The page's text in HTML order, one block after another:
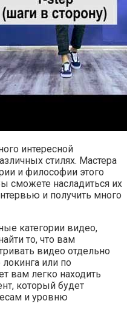
интересной
стилях. Мастера
и философии этого
сможете насладиться их
и получить много
категории видео,
то, что вам
видео отдельно
или по
вам легко находить
который будет
и уровню